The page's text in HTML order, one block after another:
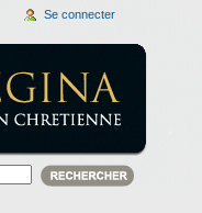
Se connecter